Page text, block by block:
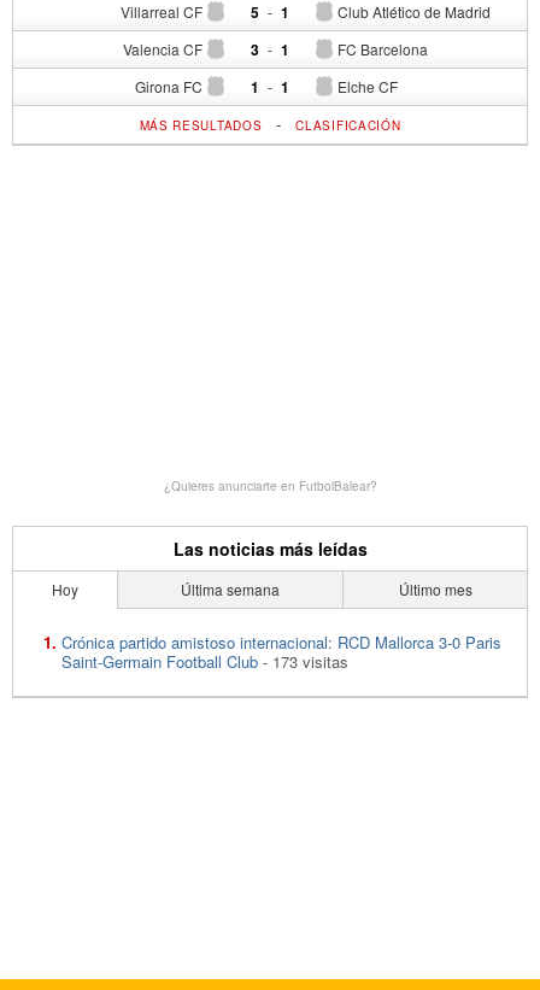
Villarreal CF 5 - Club Atlético de Madrid
1
Valencia CF 3 - FC Barcelona
1
Girona FC 1 - Elche CF
1
MÁS RESULTADOS -CLASIFICACIÓN
¿Quieres anunciarte en FutbolBalear?
Las noticias más leídas
Hoy Última semana Último mes
Crónica partido amistoso internacional: RCD Mallorca 3-0 Paris
Saint-Germain Football Club - 173 visitas